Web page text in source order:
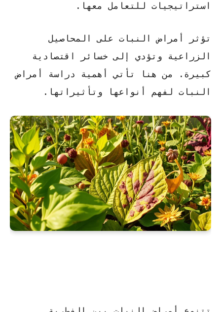
استراتيجيات للتعامل معها.
تؤثر أمراض النبات على المحاصيل
الزراعية وتؤدي إلى خسائر اقتصادية
كبيرة. من هنا تأتي أهمية دراسة أمراض
النبات لفهم أنواعها وتأثيراتها.